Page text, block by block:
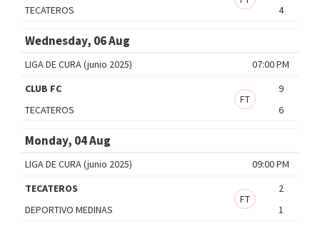
TECATEROS
4
Wednesday, 06 Aug
07:00 PM
LIGA DE CURA (junio 2025)
CLUB FC
9
FT
TECATEROS
6
Monday, 04 Aug
09:00 PM
LIGA DE CURA (junio 2025)
TECATEROS
2
FT
DEPORTIVO MEDINAS
1